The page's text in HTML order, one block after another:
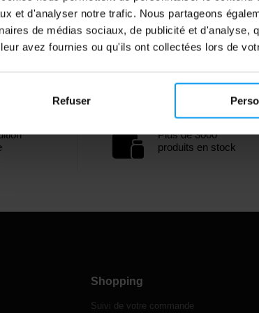
et d'analyser notre trafic. Nous partageons
de médias sociaux, de publicité et
avez fournies ou qu'ils ont collectées lors de
Refuser
Plus de 3000
produits en stock
Shopping
Suivi de votre commande